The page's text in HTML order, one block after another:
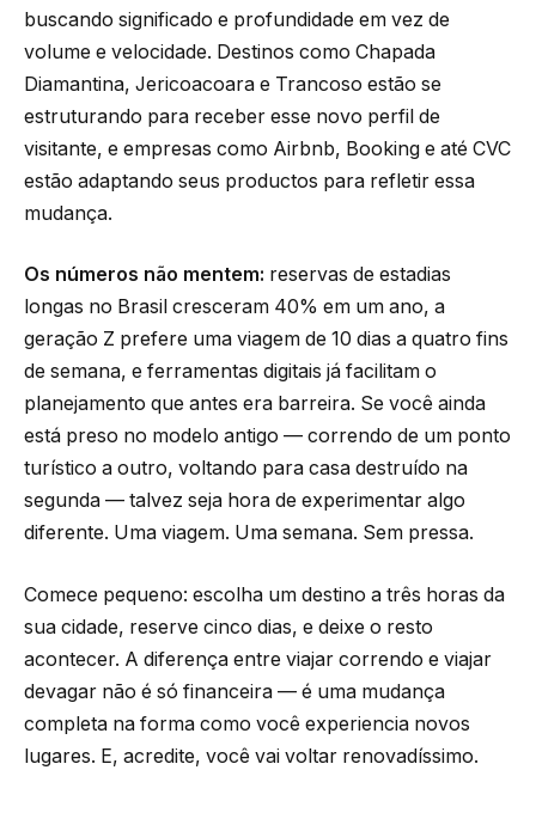
buscando significado e profundidade em vez de
volume e velocidade. Destinos como Chapada
Diamantina, Jericoacoara e Trancoso estão se
estruturando para receber esse novo perfil de
visitante, e empresas como Airbnb, Booking e até CVC
estão adaptando seus productos para refletir essa
mudança.
Os números não mentem: reservas de estadias
longas no Brasil cresceram 40% em um ano, a
geração Z prefere uma viagem de 10 dias a quatro fins
de semana, e ferramentas digitais já facilitam o
planejamento que antes era barreira. Se você ainda
está preso no modelo antigo — correndo de um ponto
turístico a outro, voltando para casa destruído na
segunda — talvez seja hora de experimentar algo
diferente. Uma viagem. Uma semana. Sem pressa.
Comece pequeno: escolha um destino a três horas da
sua cidade, reserve cinco dias, e deixe o resto
acontecer. A diferença entre viajar correndo e viajar
devagar não é só financeira — é uma mudança
completa na forma como você experiencia novos
lugares. E, acredite, você vai voltar renovadíssimo.